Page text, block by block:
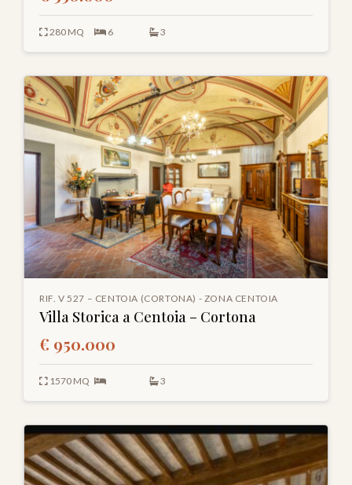
280 MQ 6 3
RIF. V 527 – CENTOIA (CORTONA) - ZONA CENTOIA
Villa Storica a Centoia – Cortona
€ 950.000
1570 MQ 3